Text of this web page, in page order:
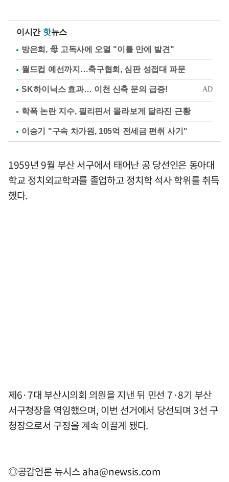
이시간 핫뉴스
방은희, 母 고독사에 오열 "이틀 만에 발견"
월드컵 예선까지…축구협회, 심판 성접대 파문
학폭 논란 지수, 필리핀서 몰라보게 달라진 근황
이승기 "구속 차가원, 105억 전세금 편취 사기"
1959년 9월 부산 서구에서 태어난 공 당선인은 동아대
학교 정치외교학과를 졸업하고 정치학 석사 학위를 취득
했다.
제6·7대 부산시의회 의원을 지낸 뒤 민선 7·8기 부산
서구청장을 역임했으며, 이번 선거에서 당선되며 3선 구
청장으로서 구정을 계속 이끌게 됐다.
◎공감언론 뉴시스aha@newsis.com